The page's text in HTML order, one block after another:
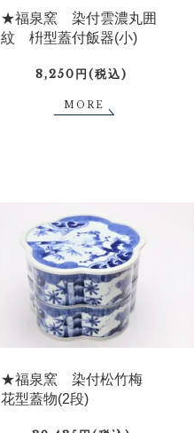
★福泉窯 染付雲濃丸囲
紋 枡型蓋付飯器(小)
8,250円(税込)
MORE
★福泉窯 染付松竹梅
花型蓋物(2段)